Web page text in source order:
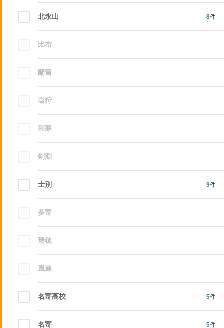
北永山 8件
比布
蘭留
塩狩
和寒
剣淵
士別 9件
多寄
瑞穂
風連
名寄高校 5件
名寄 5件